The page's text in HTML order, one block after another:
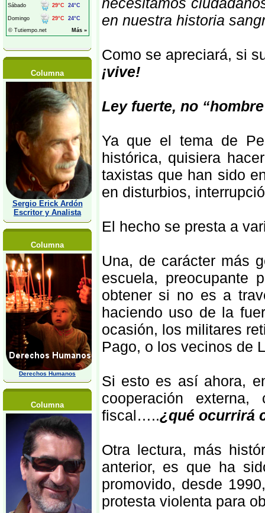
Columna
Sergio Erick Ardón
Escritor y Analista
Columna
Derechos Humanos
Columna
en nuestra historia
Como se apreciará, si
¡vive!
Ley fuerte, no
Ya que el tema de
histórica, quisiera
taxistas que han sido
en disturbios,
El hecho se presta a
Una, de carácter más
escuela, preocupante
obtener si no es a
haciendo uso de la
ocasión, los militares
Pago, o los vecinos de
Si esto es así ahora,
cooperación externa,
fiscal…..¿qué ocurrirá
Otra lectura, más
anterior, es que ha
promovido, desde
protesta violenta para